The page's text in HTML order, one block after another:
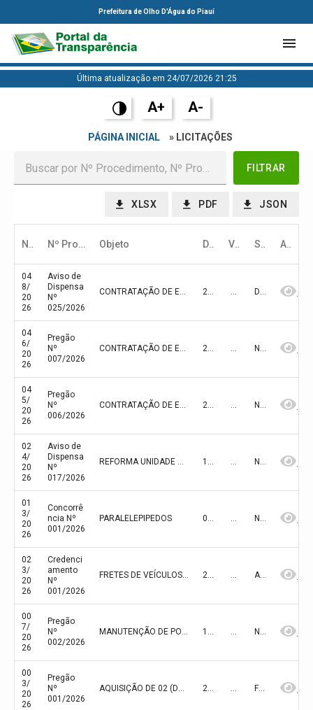
Prefeitura de Olho D'Água do Piauí
Última atualização em 24/07/2026 21:25
A+ A-
PÁGINA INICIAL » LICITAÇÕES
FILTRAR
XLSX PDF JSON
Nº Processo Nº Procedimento Objeto Data Abertura/Julg Valor Status Ação
04
8/
20
26
Aviso de
Dispensa
Nº
025/2026
CONTRATAÇÃO DE EMPRESA ESPECIALIZADA PARA A PRESTAÇÃO DE SERVIÇOS ESPECIALIZADOS DE ENGENHARIA PARA A PAVIMENTAÇÃO EM PARALELEPIPEDO EM RUAS NO MUNICIPIO DE OLHO D'ÁGUA DO PIAUÍ – PI 29/05/2026 36.427,80 DIVULGADA
04
6/
20
26
Pregão
Nº
007/2026
CONTRATAÇÃO DE EMPRESA PARA A AQUISIÇÃO DE MATERIAIS DE CONSTRUÇÃO EM GERAL PARA ATENDER AS NECESSIDADES DO MUNICÍPIO DE OLHO D'ÁGUA DO PIAUÍ- PI 22/05/2026 933.862,19 NÃO FINALIZADA
04
5/
20
26
Pregão
Nº
006/2026
CONTRATAÇÃO DE EMPRESA ESPECIALIZADA PARA A AQUISIÇÃO DE MATERIAL PERMANENTE - DO TIPO UTENSÍLIOS DOMESTICOS E BRINQUEDOS - PARA ATENDER AS NECESSIDADES DA SECRETARIA MUNICIPAL DE SAÚDE DE OLHO D'ÁGUA DO PIAUÍ- PI 21/05/2026 512.739,86 NÃO FINALIZADA
02
4/
20
26
Aviso de
Dispensa
Nº
017/2026
REFORMA UNIDADE BASICA DE SAUDE (UBS) - POVOADO CARRETÃO OLHO D'AGUA DO PIAUÍ 12/03/2026 108.243,64 NÃO FINALIZADA
01
3/
20
26
Concorrê
ncia Nº
001/2026
PARALELEPIPEDOS 05/03/2026 382.000,00 NÃO FINALIZADA
02
3/
20
26
Credenci
amento
Nº
001/2026
FRETES DE VEÍCULOS PARA ATENDER AS NECESSIDADES DA PREFEITURA MUNICIPAL DE OLHO D’ÁGUA DO PIAUÍ/PI E SUAS UNIDADES ADMINISTRATIVAS 26/02/2026 631.080,00 ABERTA
00
7/
20
26
Pregão
Nº
002/2026
MANUTENÇÃO DE POÇOS 10/02/2026 294.000,00 NÃO FINALIZADA
00
3/
20
26
Pregão
Nº
001/2026
AQUISIÇÃO DE 02 (DOIS) VEICULOS TIPO PASSEIO, CAPACIDADE 5 PESSOAS 23/01/2026 260.000,00 FINALIZADA